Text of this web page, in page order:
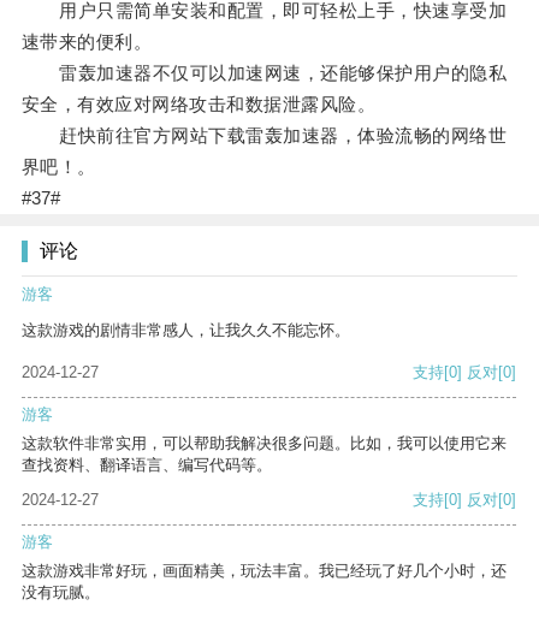
用户只需简单安装和配置，即可轻松上手，快速享受加
速带来的便利。
雷轰加速器不仅可以加速网速，还能够保护用户的隐私
安全，有效应对网络攻击和数据泄露风险。
赶快前往官方网站下载雷轰加速器，体验流畅的网络世
界吧！。
#37#
评论
游客
这款游戏的剧情非常感人，让我久久不能忘怀。
2024-12-27 支持[0] 反对[0]
游客
这款软件非常实用，可以帮助我解决很多问题。比如，我可以使用它来
查找资料、翻译语言、编写代码等。
2024-12-27
支持[0] 反对[0]
游客
这款游戏非常好玩，画面精美，玩法丰富。我已经玩了好几个小时，还
没有玩腻。